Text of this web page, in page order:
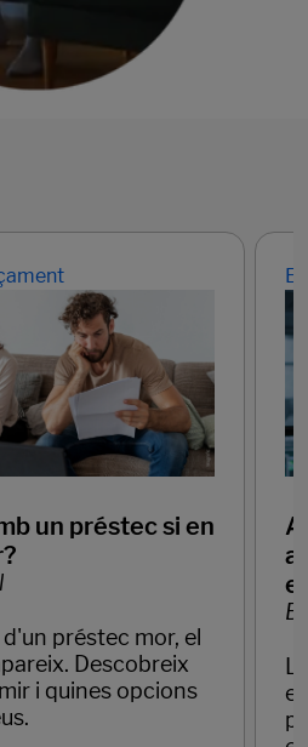
un préstec si en
préstec mor, el
Descobreix
i quines opcions